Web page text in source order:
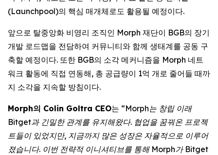
(Launchpool)의 핵심 매개체로도 활용될 예정이다.
앞으로 탈중앙화 비영리 조직인 Morph 재단이 BGB의 장기
개발 로드맵을 전담하여 커뮤니티와 함께 생태계를 공동 구
축할 예정이다. 또한 BGB의 소각 메커니즘을 Morph 네트
워크 활동에 직접 연동해, 총 공급량이 1억 개로 줄어들 때까
지 소각을 지속할 방침이다.
Morph의 Colin Goltra CEO는 “Morph는 창립 이래
Bitget과 긴밀한 관계를 유지해왔다. 협업을 꿈꿔온 프로젝
트들이 있었지만, 지금까지 많은 성장은 자율적으로 이루어
졌습니다. 이번 전략적 이니셔티브를 통해 Morph가 Bitget